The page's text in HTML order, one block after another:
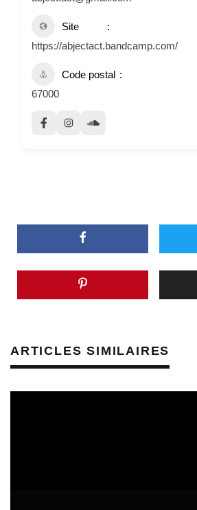
Site
https://abjectact.bandcamp.com/
Code postal
67000
ARTICLES SIMILAIRES